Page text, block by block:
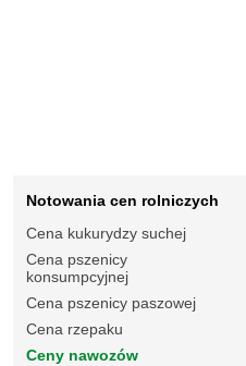
Notowania cen rolniczych
Cena kukurydzy suchej
Cena pszenicy
konsumpcyjnej
Cena pszenicy paszowej
Cena rzepaku
Ceny nawozów